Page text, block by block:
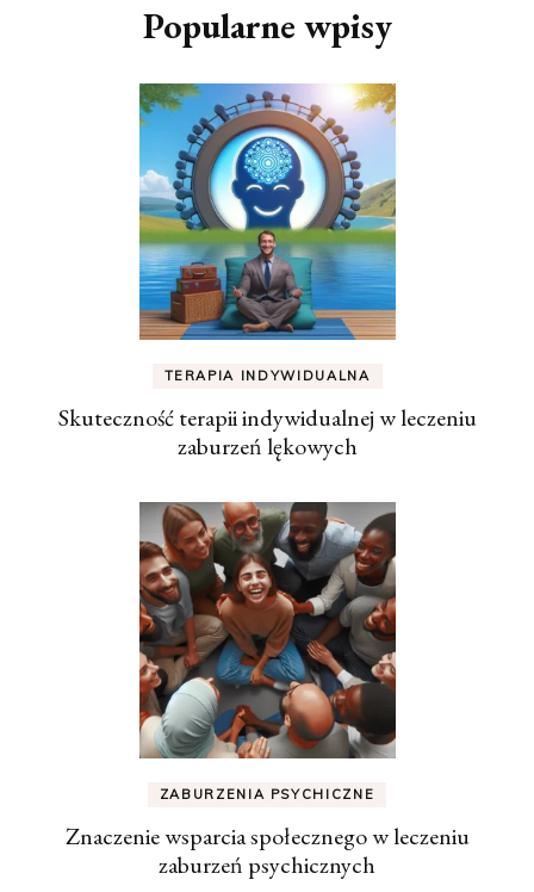
Popularne wpisy
TERAPIA INDYWIDUALNA
Skuteczność terapii indywidualnej w leczeniu
zaburzeń lękowych
ZABURZENIA PSYCHICZNE
Znaczenie wsparcia społecznego w leczeniu
zaburzeń psychicznych